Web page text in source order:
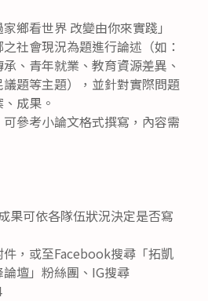
鄉看世界 改變由你來實踐」
社會現況為題進行論述（如：
、青年就業、教育資源差異、
題等主題），並針對實際問題
成果。
參考小論文格式撰寫，內容需
果可依各隊伍狀況決定是否寫
，或至Facebook搜尋「拓凱
壇」粉絲團、IG搜尋